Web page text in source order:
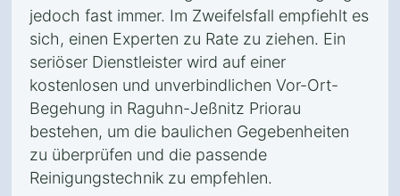
jedoch fast immer. Im Zweifelsfall empfiehlt es
sich, einen Experten zu Rate zu ziehen. Ein
seriöser Dienstleister wird auf einer
kostenlosen und unverbindlichen Vor-Ort-
Begehung in Raguhn-Jeßnitz Priorau
bestehen, um die baulichen Gegebenheiten
zu überprüfen und die passende
Reinigungstechnik zu empfehlen.